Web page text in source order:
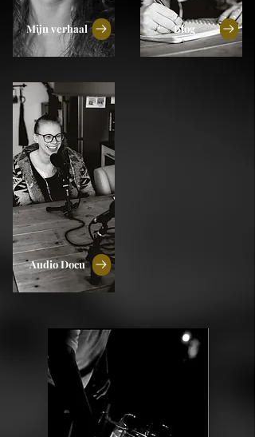
Mijn verhaal
Audio Docu
Blog